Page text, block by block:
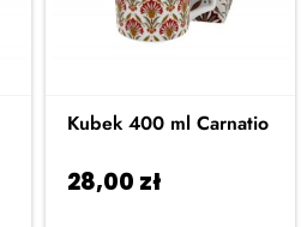
Kubek 400 ml Carnatio
28,00 zł